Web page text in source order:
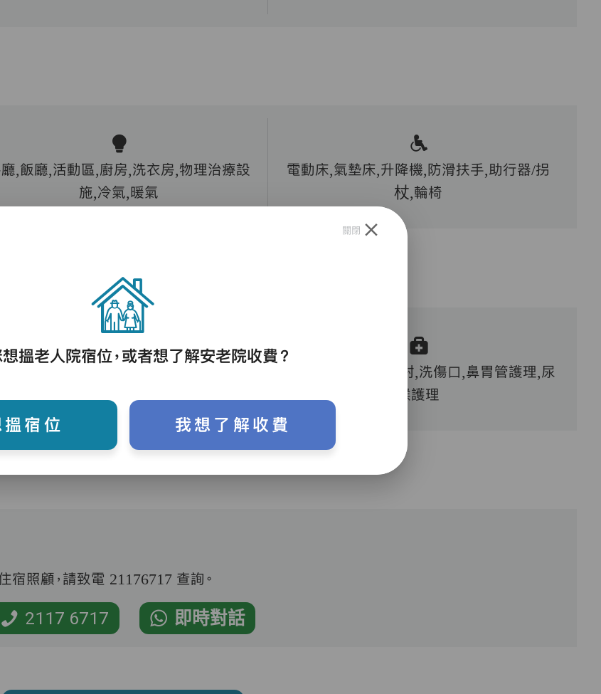
,飯廳,活動區,廚房,洗衣房,物理治療設
施,冷氣,暖氣
電動床,氣墊床,升降機,防滑扶手,助行器/拐
杖,輪椅
血糖測試,胰島素注射,洗傷口,鼻胃管護理,尿
喉護理
照顧，請致電 21176717 查詢。
2117 6717 即時對話
關閉
搵老人院宿位，或者想了解安老院收費？
宿位 我想了解收費